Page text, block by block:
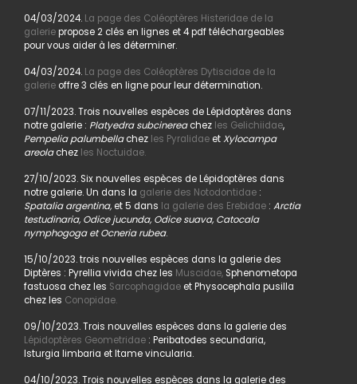
04/03/2024. La page des Coléoptères Histeridae de la
galeriepropose 2 clés en lignes et 4 pdf téléchargeables
pour vous aider à les déterminer.
04/03/2024. La page des Coléoptères Dytiscidae de la
galerieoffre 3 clés en ligne pour leur détermination.
07/11/2023. Trois nouvelles espèces de Lépidoptères dans
notre galerie : Platyedra subcinereachez les Gelichiidae,
Pempelia palumbellachez les PyralidaeetXylocampa
areolachez les Noctuidae.
27/10/2023. Six nouvelles espèces de Lépidoptères dans
notre galerie. Un dans la galerie des Notodontidae:
Spatalia argentina, et 5 dans la galerie des Erebidae: Arctia
testudinaria, Odice jucunda, Odice suava, Catocala
nymphogoga et Ocneria rubea.
15/10/2023. trois nouvelles espèces dans la galerie des
Diptères : Pyrellia vivida chez les Muscidae,Sphenometopa
fastuosa chez les Sarcophagidaeet Physocephala pusilla
chez les Conopidae.
09/10/2023. Trois nouvelles espèces dans la galerie des
Lépidoptères Geometridae: Peribatodes secundaria,
Isturgia limbaria et Itame vincularia.
04/10/2023. Trois nouvelles espèces dans la galerie des